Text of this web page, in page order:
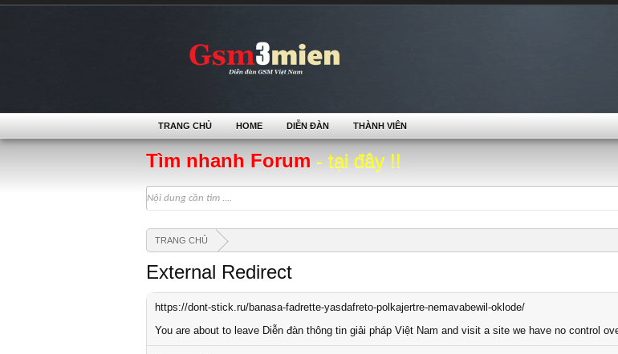
Tìm nhanh Forum - tại đây !!
TRANG CHỦ
External Redirect
https://dont-stick.ru/banasa-fadrette-yasdafreto-polkajertre-nemavabewil-oklode/
You are about to leave Diễn đàn thông tin giải pháp Việt Nam and visit a site we have no control
TRANG CHỦ HOME DIỄN ĐÀN THÀNH VIÊN